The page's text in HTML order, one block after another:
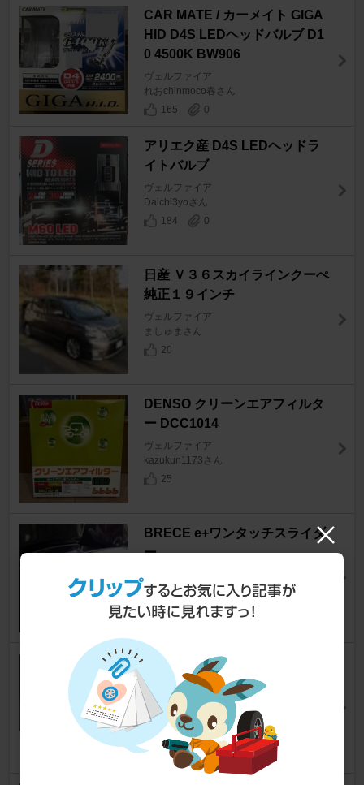
CAR MATE / カーメイト GIGA
HID D4S LEDヘッドバルブ D1
0 4500K BW906
ヴェルファイア
れおchinmoco春さん
165
0
アリエク産 D4S LEDヘッドラ
イトバルブ
ヴェルファイア
Daichi3yoさん
184
0
日産 Ｖ３６スカイラインクーぺ
純正１９インチ
ヴェルファイア
ましゅまさん
20
DENSO クリーンエアフィルタ
ー DCC1014
ヴェルファイア
kazukun1173さん
25
BRECE e+ワンタッチスライダ
ー
そっちちさん
10
VELENO MORTALE LED フォ
グランプ L1B 11700lm イエロ
ー
ヴェルファイア
四朗(*￣m￣)ﾆﾝ♪さん
14